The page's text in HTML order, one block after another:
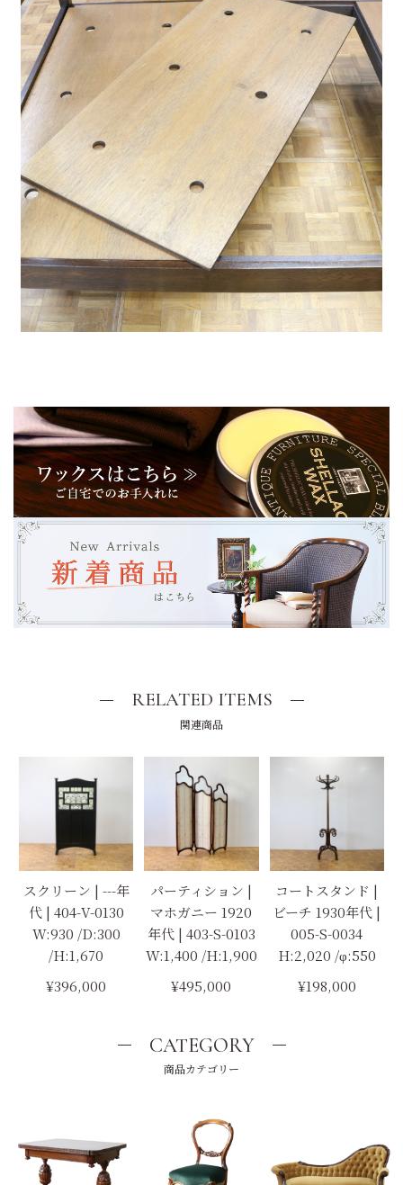
RELATED ITEMS
関連商品
スクリーン | ---年
代 | 404-V-0130
W:930 /D:300
/H:1,670
¥396,000
パーティション |
マホガニー 1920
年代 | 403-S-0103
W:1,400 /H:1,900
¥495,000
コートスタンド |
ビーチ 1930年代 |
005-S-0034
H:2,020 /φ:550
¥198,000
CATEGORY
商品カテゴリー